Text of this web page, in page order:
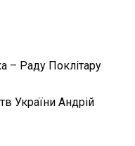
– Раду Поклітару
України Андрій